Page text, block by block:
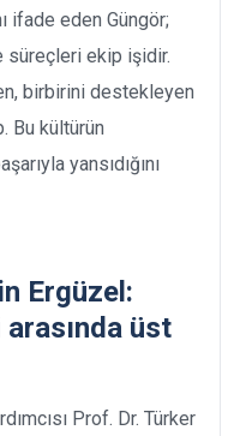
ifade eden Güngör;
süreçleri ekip işidir.
birbirini destekleyen
Bu kültürün
yansıdığını
Ergüzel:
üst
Prof. Dr. Türker